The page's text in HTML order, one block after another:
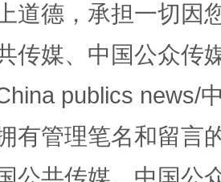
道德，承担一切因
传媒、中国公众传
publics news/
有管理笔名和留言